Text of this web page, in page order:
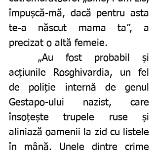
împușcă-mă, dacă pentru asta
te-a născut mama ta”, a
precizat o altă femeie.
acțiunile Rosghivardia, un fel
de poliție internă de genul
Gestapo-ului nazist, care
însoțește trupele ruse și
aliniază oamenii la zid cu listele
în mână. Unele dintre crime